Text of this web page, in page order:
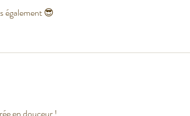
également 😎